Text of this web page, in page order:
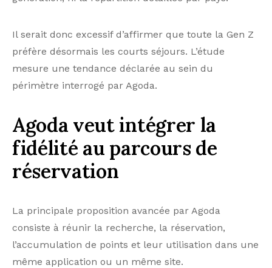
Il serait donc excessif d’affirmer que toute la Gen Z
préfère désormais les courts séjours. L’étude
mesure une tendance déclarée au sein du
périmètre interrogé par Agoda.
Agoda veut intégrer la
fidélité au parcours de
réservation
La principale proposition avancée par Agoda
consiste à réunir la recherche, la réservation,
l’accumulation de points et leur utilisation dans une
même application ou un même site.